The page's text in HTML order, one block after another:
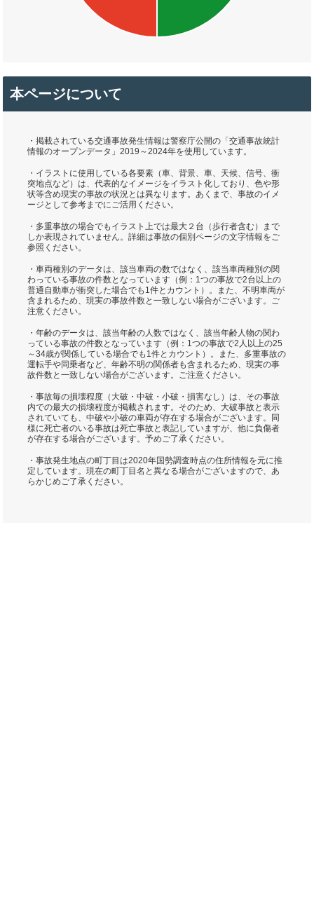
本ページについて
・掲載されている交通事故発生情報は警察庁公開の「交通事故統計
情報のオープンデータ」2019～2024年を使用しています。
・イラストに使用している各要素（車、背景、車、天候、信号、衝
突地点など）は、代表的なイメージをイラスト化しており、色や形
状等含め現実の事故の状況とは異なります。あくまで、事故のイメ
ージとして参考までにご活用ください。
・多重事故の場合でもイラスト上では最大２台（歩行者含む）まで
しか表現されていません。詳細は事故の個別ページの文字情報をご
参照ください。
・車両種別のデータは、該当車両の数ではなく、該当車両種別の関
わっている事故の件数となっています（例：1つの事故で2台以上の
普通自動車が衝突した場合でも1件とカウント）。また、不明車両が
含まれるため、現実の事故件数と一致しない場合がございます。ご
注意ください。
・年齢のデータは、該当年齢の人数ではなく、該当年齢人物の関わ
っている事故の件数となっています（例：1つの事故で2人以上の25
～34歳が関係している場合でも1件とカウント）。また、多重事故の
運転手や同乗者など、年齢不明の関係者も含まれるため、現実の事
故件数と一致しない場合がございます。ご注意ください。
・事故毎の損壊程度（大破・中破・小破・損害なし）は、その事故
内での最大の損壊程度が掲載されます。そのため、大破事故と表示
されていても、中破や小破の車両が存在する場合がございます。同
様に死亡者のいる事故は死亡事故と表記していますが、他に負傷者
が存在する場合がございます。予めご了承ください。
・事故発生地点の町丁目は2020年国勢調査時点の住所情報を元に推
定しています。現在の町丁目名と異なる場合がございますので、あ
らかじめご了承ください。